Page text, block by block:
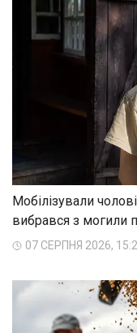
Мобілізували
вибрався з могили
07 СЕРПНЯ 2026,